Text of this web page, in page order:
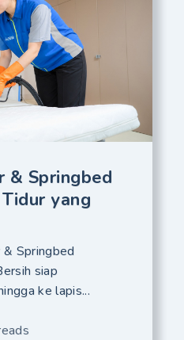
& Springbed
yang
& Springbed
siap
ke lapis...